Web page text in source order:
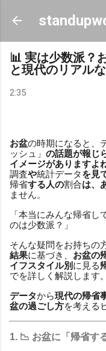
スキップし
📊 実は少数派？
と現代のリアル
2:35
お盆の時期になると、
ッシュ」 の話題が報じ
イメージがありますよ
調査や統計データを見
帰省する人の割合は、
ません。
「本当にみんな帰省
のは少数派？」
そんな疑問をお持ちの
結果に基づき、 お盆の
イフスタイル別 に見る
でを詳しく解説します。
データから現代の帰省
盆の過ごし方を考える
1. 📉 お盆に「帰省す